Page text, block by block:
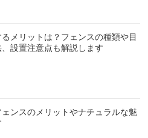
メリットは？フェンスの種類や目
設置注意点も解説します
ンスのメリットやナチュラルな魅